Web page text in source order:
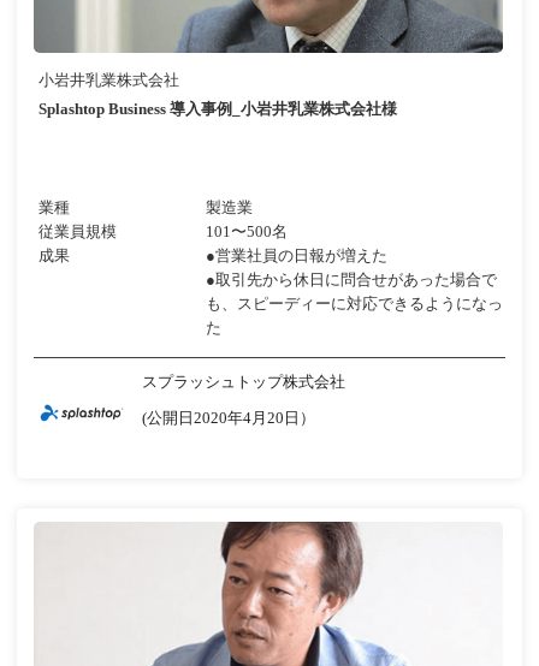
小岩井乳業株式会社
Splashtop Business 導入事例_小岩井乳業株式会社様
業種
製造業
従業員規模
101〜500名
成果
●営業社員の日報が増えた
●取引先から休日に問合せがあった場合で
も、スピーディーに対応できるようになっ
た
スプラッシュトップ株式会社
(公開日2020年4月20日）